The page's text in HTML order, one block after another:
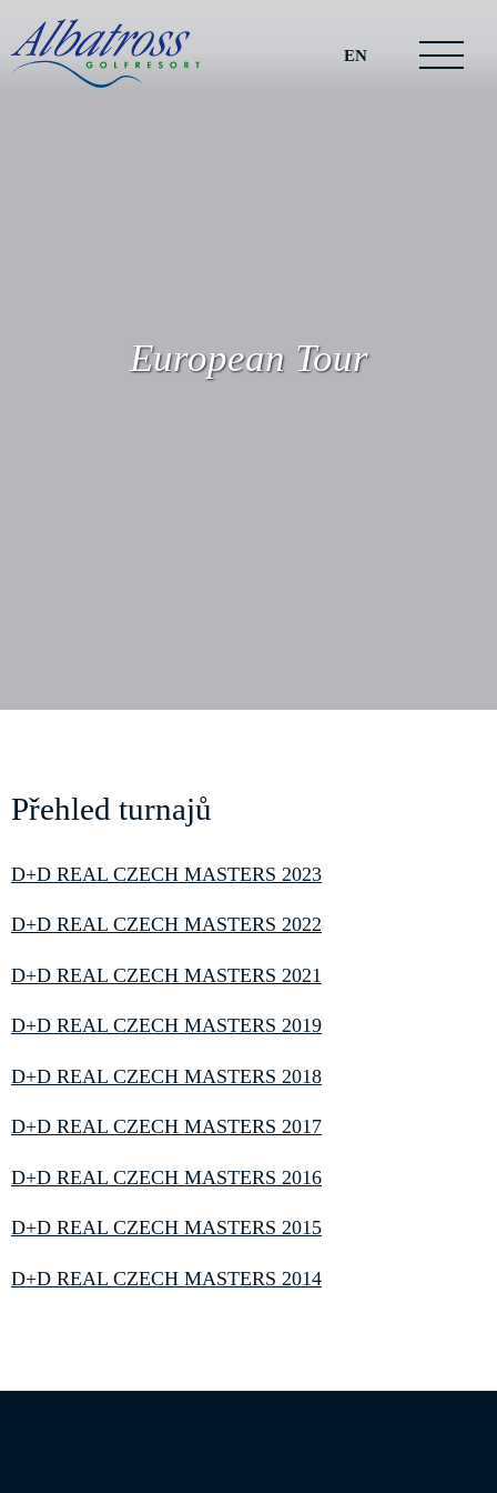
EN
European Tour
Přehled turnajů
D+D REAL CZECH MASTERS 2023
D+D REAL CZECH MASTERS 2022
D+D REAL CZECH MASTERS 2021
D+D REAL CZECH MASTERS 2019
D+D REAL CZECH MASTERS 2018
D+D REAL CZECH MASTERS 2017
D+D REAL CZECH MASTERS 2016
D+D REAL CZECH MASTERS 2015
D+D REAL CZECH MASTERS 2014